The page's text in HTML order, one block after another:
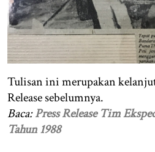
Tulisan ini merupakan
Release sebelumnya.
Baca:Press Release Tim
Tahun 1988